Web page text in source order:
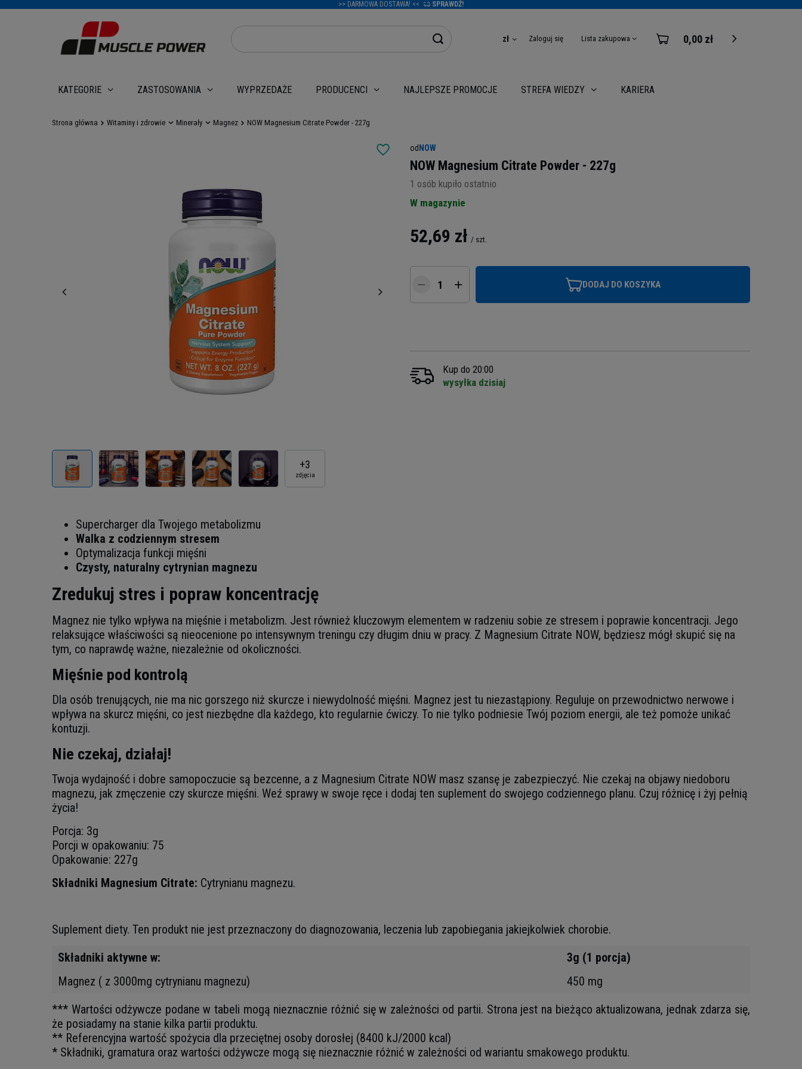
>> DARMOWA DOSTAWA! << SPRAWDŹ!
zł Zaloguj się Lista zakupowa 0,00 zł
KATEGORIE ZASTOSOWANIA WYPRZEDAŻE PRODUCENCI NAJLEPSZE PROMOCJE STREFA WIEDZY KARIERA
Strona główna Witaminy i zdrowie Minerały Magnez NOW Magnesium Citrate Powder - 227g
+3
zdjęcia
od NOW
NOW Magnesium Citrate Powder - 227g
1 osób kupiło ostatnio
W magazynie
52,69 zł / szt.
DODAJ DO KOSZYKA
Kup do 20:00
wysyłka dzisiaj
Supercharger dla Twojego metabolizmu
Walka z codziennym stresem
Optymalizacja funkcji mięśni
Czysty, naturalny cytrynian magnezu
Zredukuj stres i popraw koncentrację
Magnez nie tylko wpływa na mięśnie i metabolizm. Jest również kluczowym elementem w radzeniu sobie ze stresem i poprawie koncentracji. Jego
relaksujące właściwości są nieocenione po intensywnym treningu czy długim dniu w pracy. Z Magnesium Citrate NOW, będziesz mógł skupić się na
tym, co naprawdę ważne, niezależnie od okoliczności.
Mięśnie pod kontrolą
Dla osób trenujących, nie ma nic gorszego niż skurcze i niewydolność mięśni. Magnez jest tu niezastąpiony. Reguluje on przewodnictwo nerwowe i
wpływa na skurcz mięśni, co jest niezbędne dla każdego, kto regularnie ćwiczy. To nie tylko podniesie Twój poziom energii, ale też pomoże unikać
kontuzji.
Nie czekaj, działaj!
Twoja wydajność i dobre samopoczucie są bezcenne, a z Magnesium Citrate NOW masz szansę je zabezpieczyć. Nie czekaj na objawy niedoboru
magnezu, jak zmęczenie czy skurcze mięśni. Weź sprawy w swoje ręce i dodaj ten suplement do swojego codziennego planu. Czuj różnicę i żyj pełnią
życia!
Porcja: 3g
Porcji w opakowaniu: 75
Opakowanie: 227g
Składniki Magnesium Citrate: Cytrynianu magnezu.
Suplement diety. Ten produkt nie jest przeznaczony do diagnozowania, leczenia lub zapobiegania jakiejkolwiek chorobie.
Składniki aktywne w:
3g (1 porcja)
Magnez ( z 3000mg cytrynianu magnezu)
450 mg
*** Wartości odżywcze podane w tabeli mogą nieznacznie różnić się w zależności od partii. Strona jest na bieżąco aktualizowana, jednak zdarza się,
że posiadamy na stanie kilka partii produktu.
** Referencyjna wartość spożycia dla przeciętnej osoby dorosłej (8400 kJ/2000 kcal)
* Składniki, gramatura oraz wartości odżywcze mogą się nieznacznie różnić w zależności od wariantu smakowego produktu.